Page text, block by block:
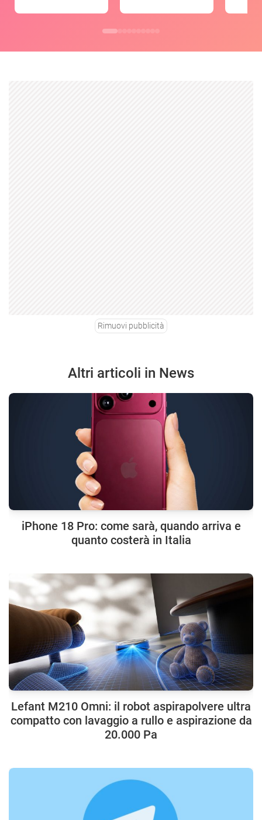
Rimuovi pubblicità
Altri articoli in News
iPhone 18 Pro: come sarà, quando arriva e
quanto costerà in Italia
Lefant M210 Omni: il robot aspirapolvere ultra
compatto con lavaggio a rullo e aspirazione da
20.000 Pa